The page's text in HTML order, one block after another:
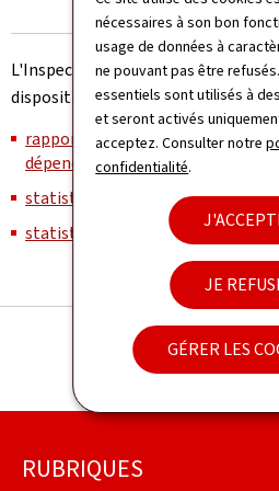
nécessaires à son bon
usage de données à
ne pouvant pas être
essentiels sont utilisés à
et seront activés
acceptez. Consulter notre
confidentialité.
JE
GÉRER LES
L'Inspection générale de la sécurité
disposition sur son site
rapport général sur la sécurité
dépendance;
statistiques sur l'assurance
statistiques sur la population
Pied
RUBRIQUES